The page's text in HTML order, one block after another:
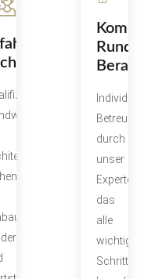
Maximale
Sichtbarkeit
Medienpräsenz
Zusammenarbeit
durch
unser
das
alle
wichtigen
Schritte